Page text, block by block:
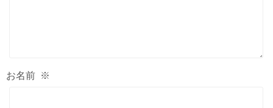
お名前 ※